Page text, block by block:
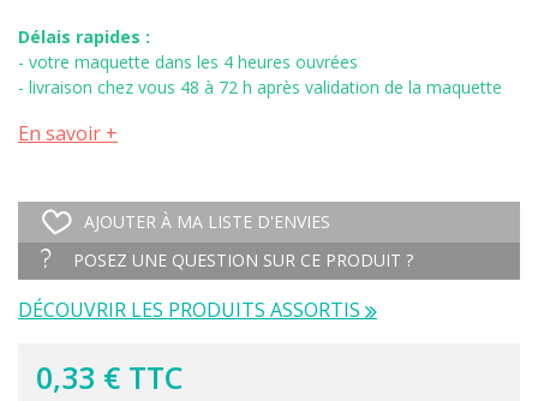
Délais rapides :
- votre maquette dans les 4 heures ouvrées
- livraison chez vous 48 à 72 h après validation de la maquette
En savoir +
AJOUTER À MA LISTE D'ENVIES
POSEZ UNE QUESTION SUR CE PRODUIT ?
DÉCOUVRIR LES PRODUITS ASSORTIS
0,33 € TTC